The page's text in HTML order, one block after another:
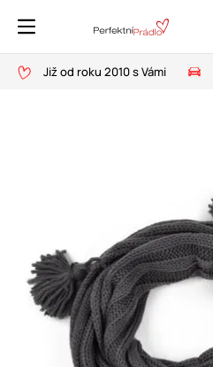
Již od roku 2010 s Vámi